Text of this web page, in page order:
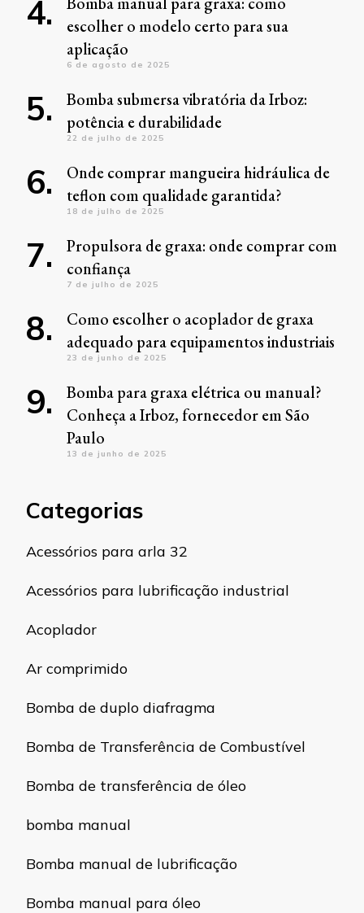
escolher o modelo certo para sua
aplicação
6 de agosto de 2025
Bomba submersa vibratória da Irboz:
potência e durabilidade
22 de julho de 2025
Onde comprar mangueira hidráulica de
teflon com qualidade garantida?
18 de julho de 2025
Propulsora de graxa: onde comprar com
confiança
7 de julho de 2025
Como escolher o acoplador de graxa
adequado para equipamentos industriais
23 de junho de 2025
Bomba para graxa elétrica ou manual?
Conheça a Irboz, fornecedor em São
Paulo
13 de junho de 2025
Categorias
Acessórios para arla 32
Acessórios para lubrificação industrial
Acoplador
Ar comprimido
Bomba de duplo diafragma
Bomba de Transferência de Combustível
Bomba de transferência de óleo
bomba manual
Bomba manual de lubrificação
Bomba manual para óleo